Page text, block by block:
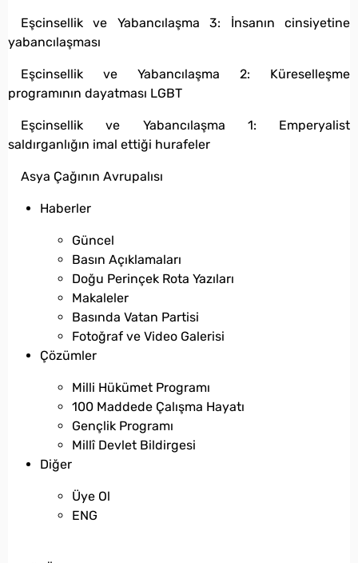
Eşcinsellik ve Yabancılaşma 3: İnsanın cinsiyetine
yabancılaşması
Eşcinsellik ve Yabancılaşma 2: Küreselleşme
programının dayatması LGBT
Eşcinsellik ve Yabancılaşma 1: Emperyalist
saldırganlığın imal ettiği hurafeler
Asya Çağının Avrupalısı
Haberler
Güncel
Basın Açıklamaları
Doğu Perinçek Rota Yazıları
Makaleler
Basında Vatan Partisi
Fotoğraf ve Video Galerisi
Çözümler
Milli Hükümet Programı
100 Maddede Çalışma Hayatı
Gençlik Programı
Millî Devlet Bildirgesi
Diğer
Üye Ol
ENG